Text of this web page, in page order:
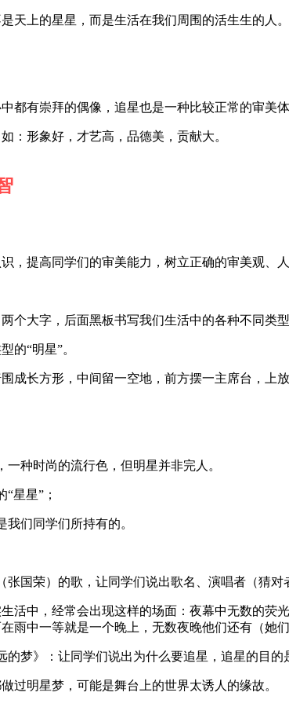
天上的星星，而是生活在我们周围的活生生的人。
都有崇拜的偶像，追星也是一种比较正常的审美
：形象好，才艺高，品德美，贡献大。
，提高同学们的审美能力，树立正确的审美观、人
大字，后面黑板书写我们生活中的各种不同类型
的“明星”。
成长方形，中间留一空地，前方摆一主席台，上放
一种时尚的流行色，但明星并非完人。
星星”；
们同学们所持有的。
张国荣）的歌，让同学们说出歌名、演唱者（猜对
活中，经常会出现这样的场面：夜幕中无数的
雨中一等就是一个晚上，无数夜晚他们还有（
的梦》：让同学们说出为什么要追星，追星的目的
过明星梦，可能是舞台上的世界太诱人的缘故。